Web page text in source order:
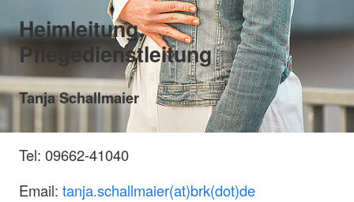
Heimleitung,
Pflegedienstleitung
Tanja Schallmaier
Tel: 09662-41040
Email: tanja.schallmaier(at)brk(dot)de